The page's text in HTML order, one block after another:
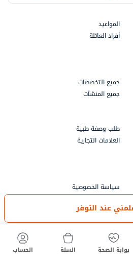
عند التوفر
المواعيد
أفراد العائلة
جميع التخصصات
جميع المنشآت
طلب وصفة طبية
العلامات التجارية
سياسة الخصوصية
إم للرعاية الصحية
بوابة الصحة السلة الحساب